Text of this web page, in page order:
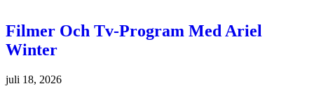
Filmer Och Tv-Program Med Ariel
Winter
juli 18, 2026